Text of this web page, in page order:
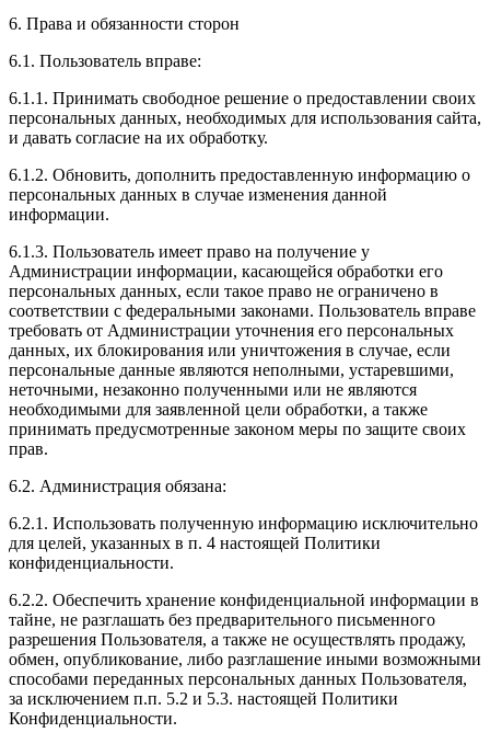
6. Права и обязанности сторон
6.1. Пользователь вправе:
6.1.1. Принимать свободное решение о предоставлении своих
персональных данных, необходимых для использования сайта,
и давать согласие на их обработку.
6.1.2. Обновить, дополнить предоставленную информацию о
персональных данных в случае изменения данной
информации.
6.1.3. Пользователь имеет право на получение у
Администрации информации, касающейся обработки его
персональных данных, если такое право не ограничено в
соответствии с федеральными законами. Пользователь вправе
требовать от Администрации уточнения его персональных
данных, их блокирования или уничтожения в случае, если
персональные данные являются неполными, устаревшими,
неточными, незаконно полученными или не являются
необходимыми для заявленной цели обработки, а также
принимать предусмотренные законом меры по защите своих
прав.
6.2. Администрация обязана:
6.2.1. Использовать полученную информацию исключительно
для целей, указанных в п. 4 настоящей Политики
конфиденциальности.
6.2.2. Обеспечить хранение конфиденциальной информации в
тайне, не разглашать без предварительного письменного
разрешения Пользователя, а также не осуществлять продажу,
обмен, опубликование, либо разглашение иными возможными
способами переданных персональных данных Пользователя,
за исключением п.п. 5.2 и 5.3. настоящей Политики
Конфиденциальности.